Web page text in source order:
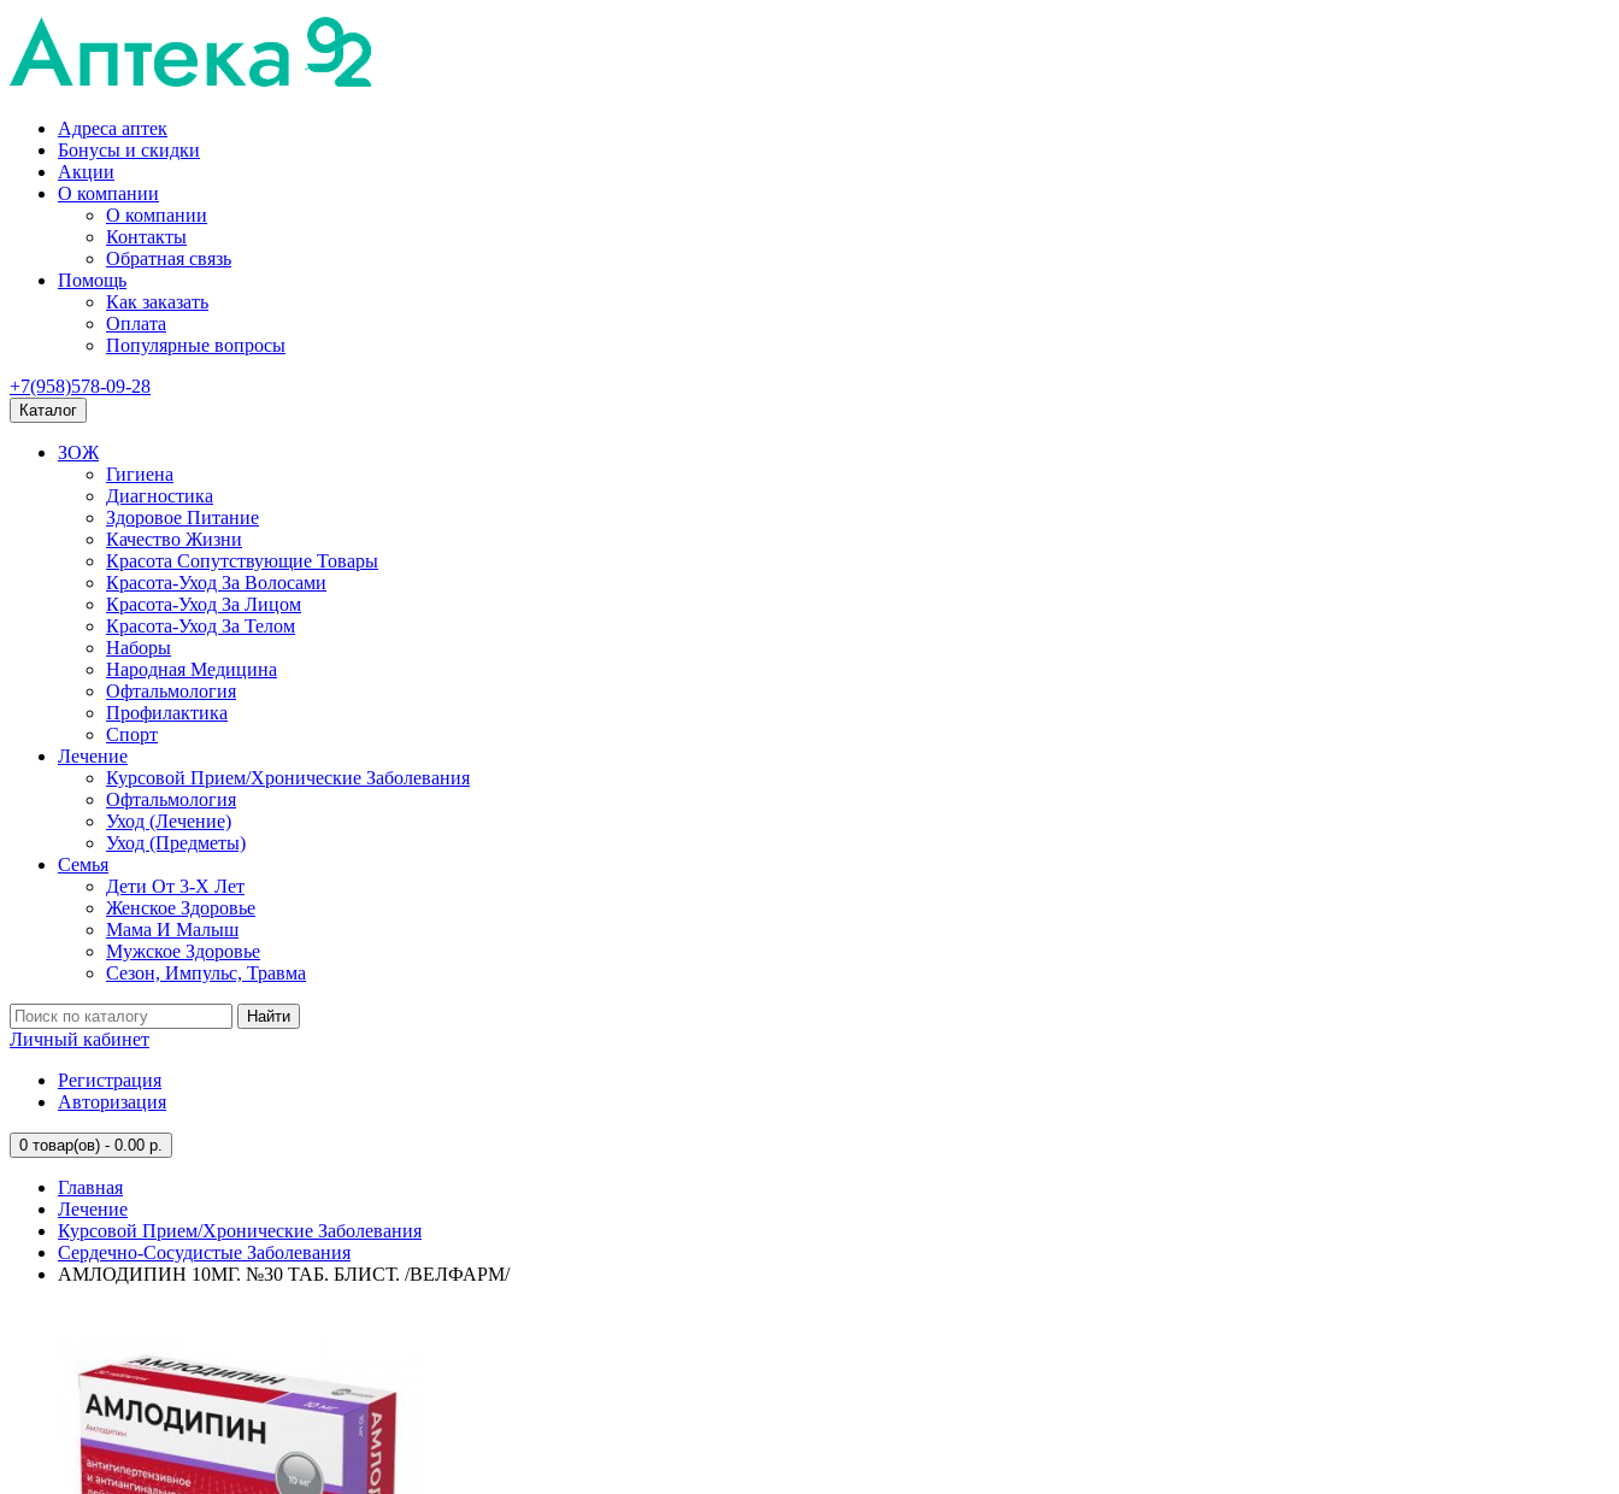
Адреса аптек
Бонусы и скидки
Акции
О компании
О компании
Контакты
Обратная связь
Помощь
Как заказать
Оплата
Популярные вопросы
+7(958)578-09-28
Каталог
ЗОЖ
Гигиена
Диагностика
Здоровое Питание
Качество Жизни
Красота Сопутствующие Товары
Красота-Уход За Волосами
Красота-Уход За Лицом
Красота-Уход За Телом
Наборы
Народная Медицина
Офтальмология
Профилактика
Спорт
Лечение
Курсовой Прием/Хронические Заболевания
Офтальмология
Уход (Лечение)
Уход (Предметы)
Семья
Дети От 3-Х Лет
Женское Здоровье
Мама И Малыш
Мужское Здоровье
Сезон, Импульс, Травма
Найти
Личный кабинет
Регистрация
Авторизация
0 товар(ов) - 0.00 р.
Главная
Лечение
Курсовой Прием/Хронические Заболевания
Сердечно-Сосудистые Заболевания
АМЛОДИПИН 10МГ. №30 ТАБ. БЛИСТ. /ВЕЛФАРМ/